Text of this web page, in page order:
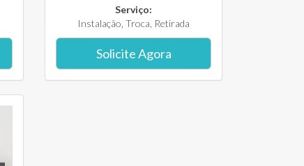
Serviço:
Instalação, Troca, Retirada
Solicite Agora